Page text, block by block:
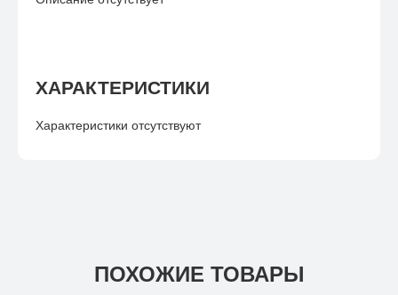
ХАРАКТЕРИСТИКИ
Характеристики отсутствуют
ПОХОЖИЕ ТОВАРЫ